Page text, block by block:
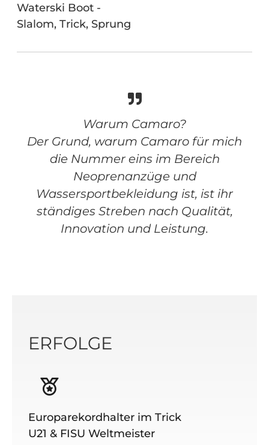
Waterski Boot -
Slalom, Trick, Sprung
Warum Camaro?
Der Grund, warum Camaro für mich
die Nummer eins im Bereich
Neoprenanzüge und
Wassersportbekleidung ist, ist ihr
ständiges Streben nach Qualität,
Innovation und Leistung.
ERFOLGE
Europarekordhalter im Trick
U21 & FISU Weltmeister